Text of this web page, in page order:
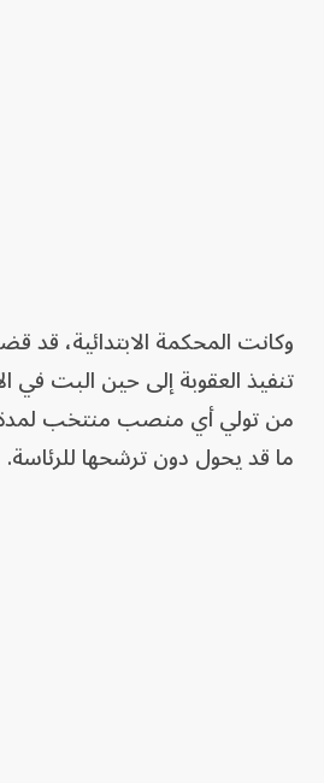
وكانت المحكمة الابتدائية،
تنفيذ العقوبة إلى حين البت في
من تولي أي منصب منتخب
ما قد يحول دون ترشحها للرئاسة.